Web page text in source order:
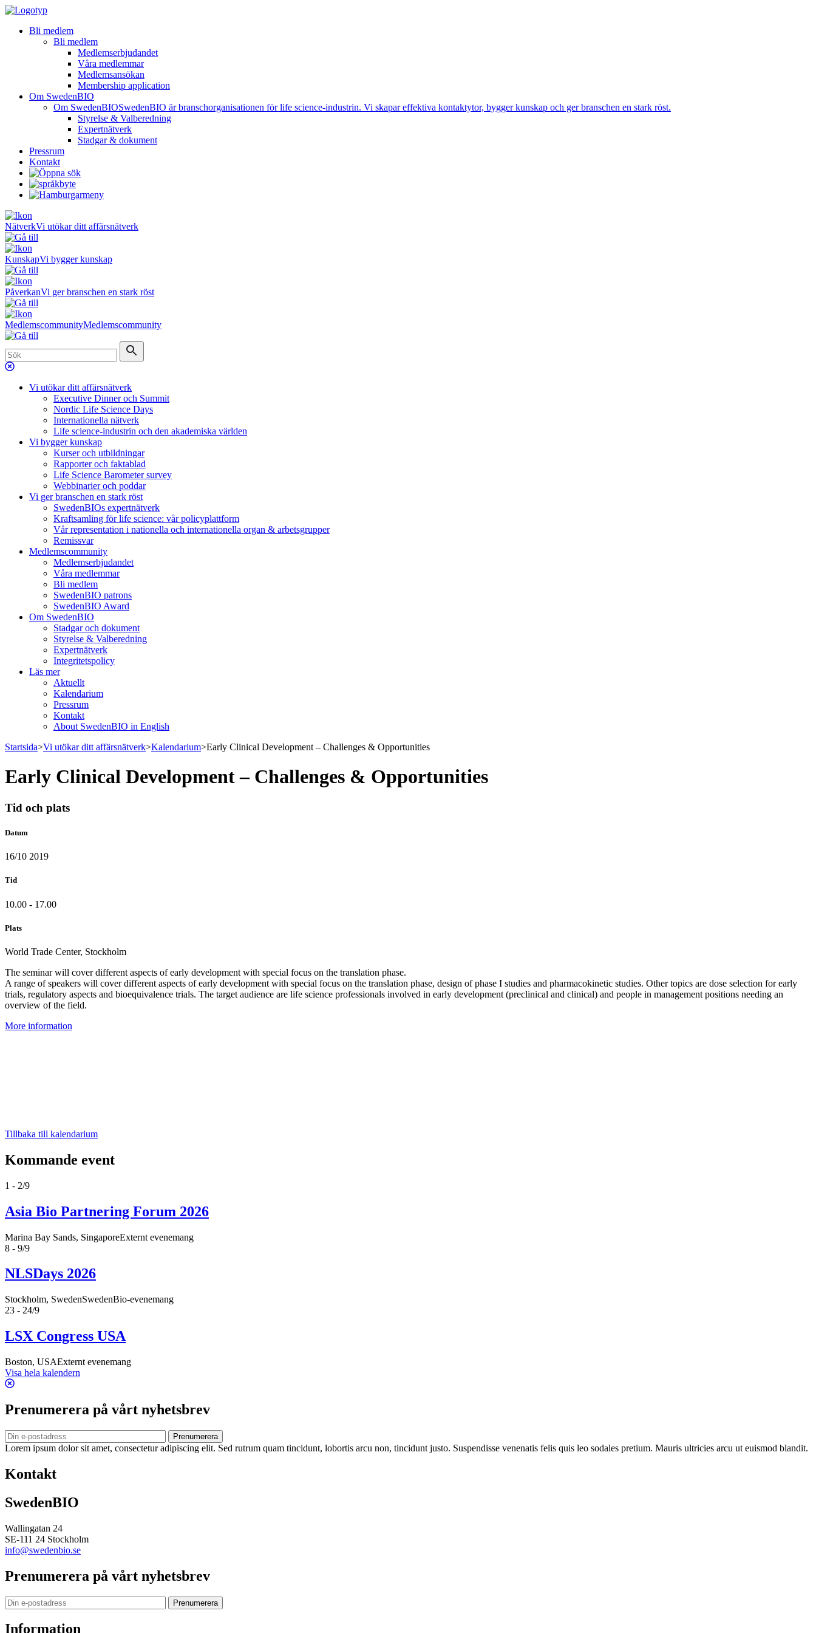
Bli medlem
Bli medlem
Medlemserbjudandet
Våra medlemmar
Medlemsansökan
Membership application
Om SwedenBIO
Om SwedenBIOSwedenBIO är branschorganisationen för life science-industrin. Vi skapar effektiva kontaktytor, bygger kunskap och ger branschen en stark röst.
Styrelse & Valberedning
Expertnätverk
Stadgar & dokument
Pressrum
Kontakt
NätverkVi utökar ditt affärsnätverk
KunskapVi bygger kunskap
PåverkanVi ger branschen en stark röst
MedlemscommunityMedlemscommunity
Vi utökar ditt affärsnätverk
Executive Dinner och Summit
Nordic Life Science Days
Internationella nätverk
Life science-industrin och den akademiska världen
Vi bygger kunskap
Kurser och utbildningar
Rapporter och faktablad
Life Science Barometer survey
Webbinarier och poddar
Vi ger branschen en stark röst
SwedenBIOs expertnätverk
Kraftsamling för life science: vår policyplattform
Vår representation i nationella och internationella organ & arbetsgrupper
Remissvar
Medlemscommunity
Medlemserbjudandet
Våra medlemmar
Bli medlem
SwedenBIO patrons
SwedenBIO Award
Om SwedenBIO
Stadgar och dokument
Styrelse & Valberedning
Expertnätverk
Integritetspolicy
Läs mer
Aktuellt
Kalendarium
Pressrum
Kontakt
About SwedenBIO in English
Startsida>Vi utökar ditt affärsnätverk>Kalendarium>Early Clinical Development – Challenges & Opportunities
Early Clinical Development – Challenges & Opportunities
Tid och plats
Datum
16/10 2019
Tid
10.00 - 17.00
Plats
World Trade Center, Stockholm
The seminar will cover different aspects of early development with special focus on the translation phase.
A range of speakers will cover different aspects of early development with special focus on the translation phase, design of phase I studies and pharmacokinetic studies. Other topics are dose selection for early
trials, regulatory aspects and bioequivalence trials. The target audience are life science professionals involved in early development (preclinical and clinical) and people in management positions needing an
overview of the field.
More information
Tillbaka till kalendarium
Kommande event
1 - 2/9
Asia Bio Partnering Forum 2026
Marina Bay Sands, SingaporeExternt evenemang
8 - 9/9
NLSDays 2026
Stockholm, SwedenSwedenBio-evenemang
23 - 24/9
LSX Congress USA
Boston, USAExternt evenemang
Visa hela kalendern
Prenumerera på vårt nyhetsbrev
Prenumerera
Lorem ipsum dolor sit amet, consectetur adipiscing elit. Sed rutrum quam tincidunt, lobortis arcu non, tincidunt justo. Suspendisse venenatis felis quis leo sodales pretium. Mauris ultricies arcu ut euismod blandit.
Kontakt
SwedenBIO
Wallingatan 24
SE-111 24 Stockholm
info@swedenbio.se
Prenumerera på vårt nyhetsbrev
Prenumerera
Information